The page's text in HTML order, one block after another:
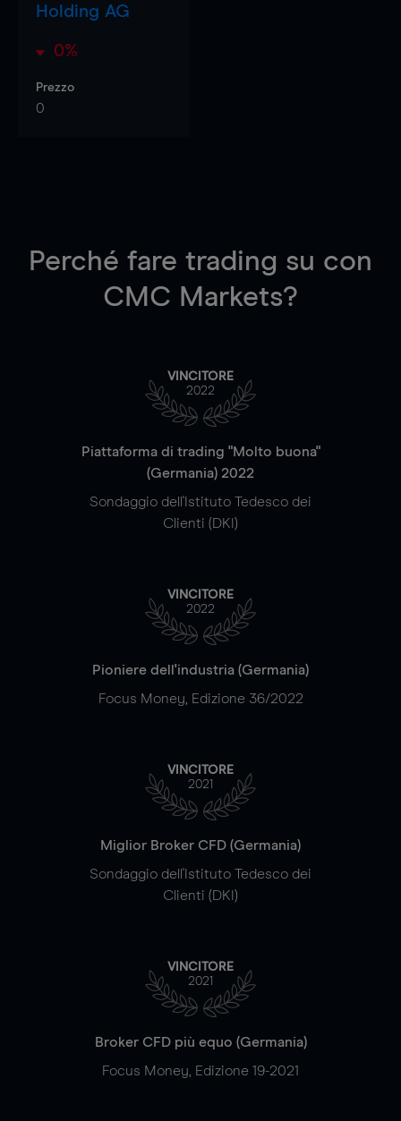
Holding AG
0%
Prezzo
0
Perché fare trading su con
CMC Markets?
VINCITORE
2022
Piattaforma di trading "Molto buona"
(Germania) 2022
Sondaggio dell'Istituto Tedesco dei
Clienti (DKI)
VINCITORE
2022
Pioniere dell'industria (Germania)
Focus Money, Edizione 36/2022
VINCITORE
2021
Miglior Broker CFD (Germania)
Sondaggio dell'Istituto Tedesco dei
Clienti (DKI)
VINCITORE
2021
Broker CFD più equo (Germania)
Focus Money, Edizione 19-2021